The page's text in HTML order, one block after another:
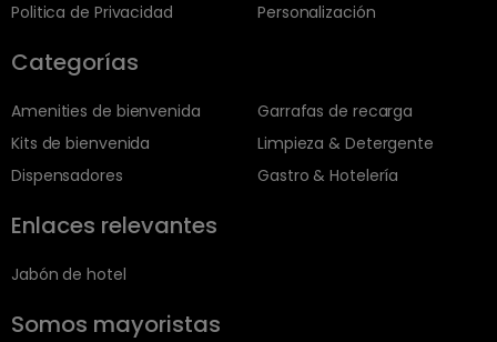
Politica de Privacidad
Personalización
Categorías
Amenities de bienvenida
Kits de bienvenida
Dispensadores
Garrafas de recarga
Limpieza & Detergente
Gastro & Hotelería
Enlaces relevantes
Jabón de hotel
Somos mayoristas